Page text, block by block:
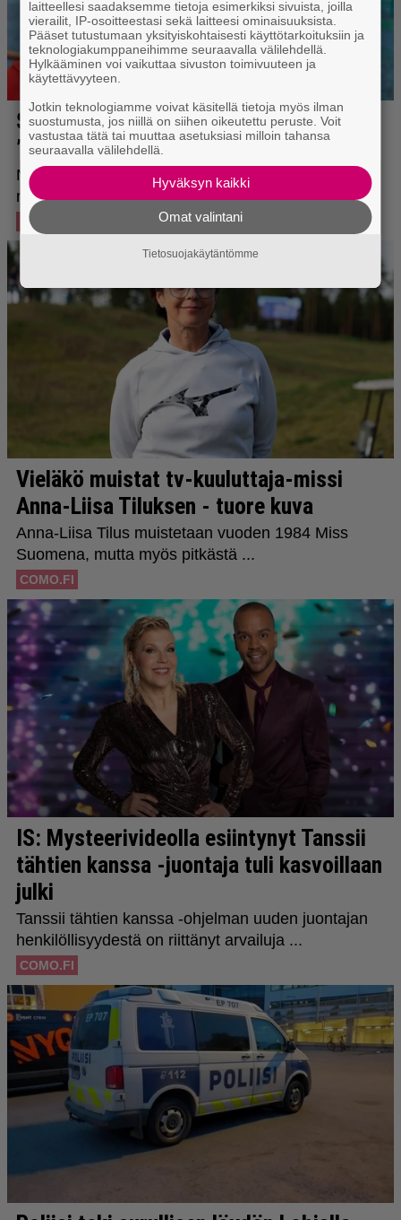
laitteellesi saadaksemme tietoja esimerkiksi sivuista, joilla
vierailit, IP-osoitteestasi sekä laitteesi ominaisuuksista.
Pääset tutustumaan yksityiskohtaisesti käyttötarkoituksiin ja
teknologiakumppaneihimme seuraavalla välilehdellä.
Hylkääminen voi vaikuttaa sivuston toimivuuteen ja
käytettävyyteen.
Jotkin teknologiamme voivat käsitellä tietoja myös ilman
suostumusta, jos niillä on siihen oikeutettu peruste. Voit
vastustaa tätä tai muuttaa asetuksiasi milloin tahansa
seuraavalla välilehdellä.
Hyväksyn kaikki
Omat valintani
Tietosuojakäytäntömme